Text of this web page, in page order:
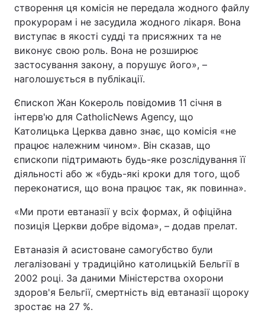
створення ця комісія не передала жодного файлу
прокурорам і не засудила жодного лікаря. Вона
виступає в якості судді та присяжних та не
виконує свою роль. Вона не розширює
застосування закону, а порушує його», –
наголошується в публікації.
Єпископ Жан Кокероль повідомив 11 січня в
інтерв'ю для CatholicNews Agency, що
Католицька Церква давно знає, що комісія «не
працює належним чином». Він сказав, що
єпископи підтримають будь-яке розслідування її
діяльності або ж «будь-які кроки для того, щоб
переконатися, що вона працює так, як повинна».
«Ми проти евтаназії у всіх формах, й офіційна
позиція Церкви добре відома», – додав прелат.
Евтаназія й асистоване самогубство були
легалізовані у традиційно католицькій Бельгії в
2002 році. За даними Міністерства охорони
здоров'я Бельгії, смертність від евтаназії щороку
зростає на 27 %.